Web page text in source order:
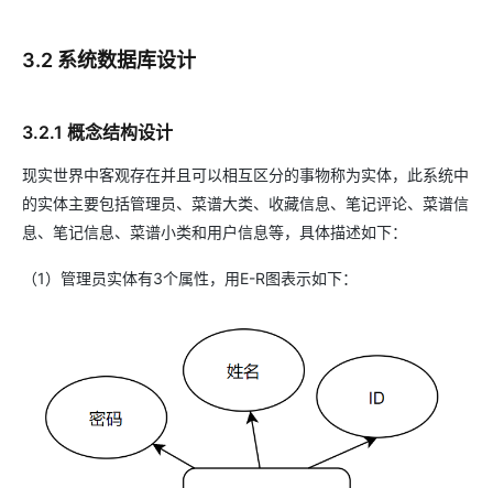
3.2 系统数据库设计
3.2.1 概念结构设计
现实世界中客观存在并且可以相互区分的事物称为实体，此系统中
的实体主要包括管理员、菜谱大类、收藏信息、笔记评论、菜谱信
息、笔记信息、菜谱小类和用户信息等，具体描述如下：
（1）管理员实体有3个属性，用E-R图表示如下：